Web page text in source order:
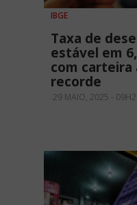
IBGE
Taxa de
estável em
com carteira
recorde
29 MAIO, 2025 -